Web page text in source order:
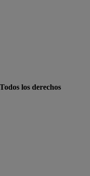
los derechos